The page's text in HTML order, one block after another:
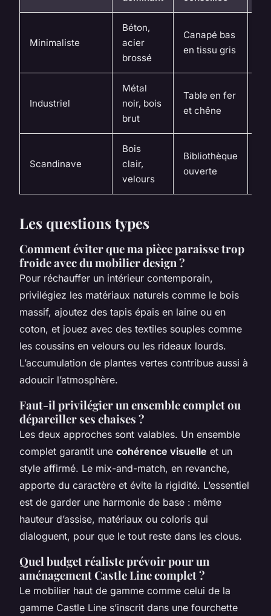
Minimaliste
Béton,
acier
brossé
Canapé bas
en tissu gris
Industriel
Métal
noir, bois
brut
Table en fer
et chêne
Scandinave
Bois
clair,
velours
Bibliothèque
ouverte
Les questions types
Comment éviter que ma pièce paraisse trop
froide avec du mobilier design ?
Pour réchauffer un intérieur contemporain,
privilégiez les matériaux naturels comme le bois
massif, ajoutez des tapis épais en laine ou en
coton, et jouez avec des textiles souples comme
les coussins en velours ou les rideaux lourds.
L’accumulation de plantes vertes contribue aussi à
adoucir l’atmosphère.
Faut-il privilégier un ensemble complet ou
dépareiller ses chaises ?
Les deux approches sont valables. Un ensemble
complet garantit une cohérence visuelle et un
style affirmé. Le mix-and-match, en revanche,
apporte du caractère et évite la rigidité. L’essentiel
est de garder une harmonie de base : même
hauteur d’assise, matériaux ou coloris qui
dialoguent, pour que le tout reste dans les clous.
Quel budget réaliste prévoir pour un
aménagement Castle Line complet ?
Le mobilier haut de gamme comme celui de la
gamme Castle Line s’inscrit dans une fourchette